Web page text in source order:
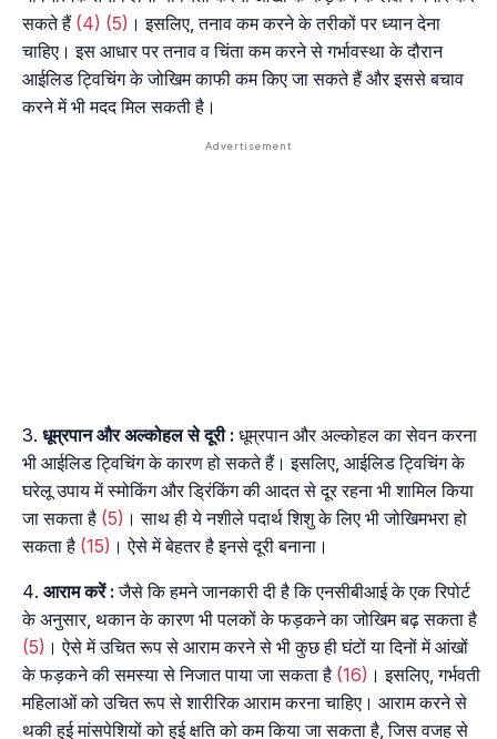
सकते हैं (4) (5) । इसलिए, तनाव कम करने के तरीकों पर ध्यान देना
चाहिए। इस आधार पर तनाव व चिंता कम करने से गर्भावस्था के दौरान
आईलिड ट्विचिंग के जोखिम काफी कम किए जा सकते हैं और इससे बचाव
करने में भी मदद मिल सकती है।
धूम्रपान और अल्कोहल से दूरी: धूम्रपान और अल्कोहल का सेवन करना
भी आईलिड ट्विचिंग के कारण हो सकते हैं। इसलिए, आईलिड ट्विचिंग के
घरेलू उपाय में स्मोकिंग और ड्रिंकिंग की आदत से दूर रहना भी शामिल किया
जा सकता है (5) । साथ ही ये नशीले पदार्थ शिशु के लिए भी जोखिमभरा हो
सकता है (15) । ऐसे में बेहतर है इनसे दूरी बनाना।
आराम करें: जैसे कि हमने जानकारी दी है कि एनसीबीआई के एक रिपोर्ट
के अनुसार, थकान के कारण भी पलकों के फड़कने का जोखिम बढ़ सकता है
(5) । ऐसे में उचित रूप से आराम करने से भी कुछ ही घंटों या दिनों में आंखों
के फड़कने की समस्या से निजात पाया जा सकता है (16) । इसलिए, गर्भवती
महिलाओं को उचित रूप से शारीरिक आराम करना चाहिए। आराम करने से
थकी हुई मांसपेशियों को हुई क्षति को कम किया जा सकता है, जिस वजह से